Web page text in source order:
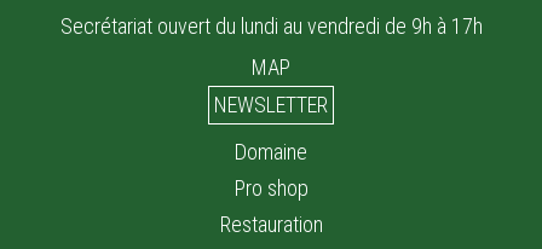
Secrétariat ouvert du lundi au vendredi de 9h à 17h
MAP
NEWSLETTER
Domaine
Pro shop
Restauration